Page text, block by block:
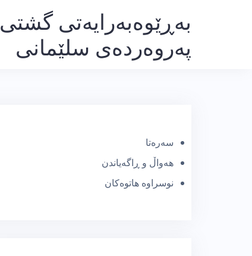
بەڕێوەبەرایەتی گشتی
پەروەردەی سلێمانی
سەرەتا
هەواڵ و ڕاگەیاندن
نوسراوە هاتوەکان